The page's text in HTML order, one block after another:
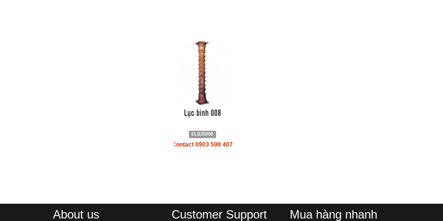
Lục bình 008
ELB20008
Contact 0903 598 407
About us Customer Support Mua hàng nhanh